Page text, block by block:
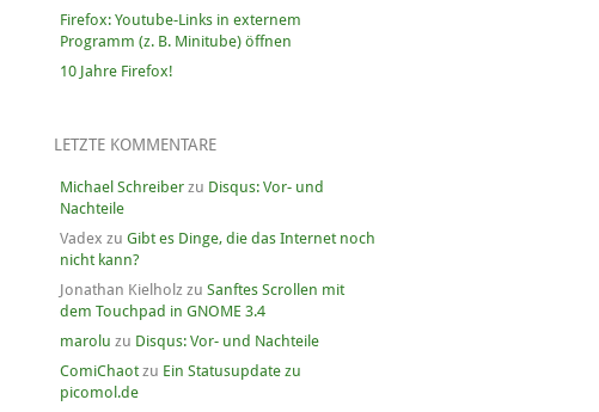
Firefox: Youtube-Links in externem
Programm (z. B. Minitube) öffnen
10 Jahre Firefox!
LETZTE KOMMENTARE
Michael Schreiber zu Disqus: Vor- und
Nachteile
Vadex zuGibt es Dinge, die das Internet noch
nicht kann?
Jonathan Kielholz zuSanftes Scrollen mit
dem Touchpad in GNOME 3.4
marolu zu Disqus: Vor- und Nachteile
ComiChaotzu Ein Statusupdate zu
picomol.de